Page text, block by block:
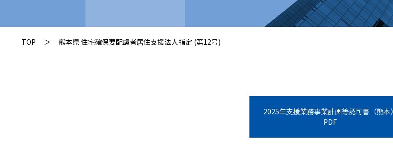
TOP ＞ 熊本県 住宅確保要配慮者居住支援法人指定 (第12号)
2025年支援業務事業計画等認可書（熊本）
PDF